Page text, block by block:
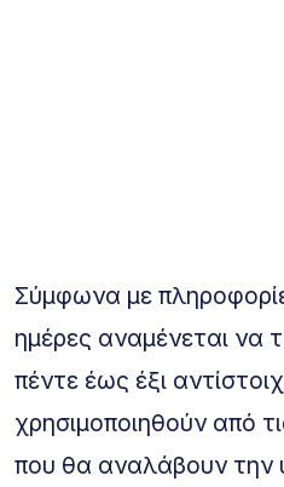
Σύμφωνα με
ημέρες αναμένεται να
πέντε έως έξι
χρησιμοποιηθούν από
που θα αναλάβουν την